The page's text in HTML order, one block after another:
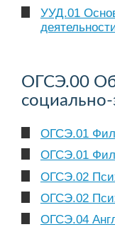
УУД.01
ОГСЭ.00
ОГСЭ.01
ОГСЭ.01
ОГСЭ.02
ОГСЭ.02
ОГСЭ.04